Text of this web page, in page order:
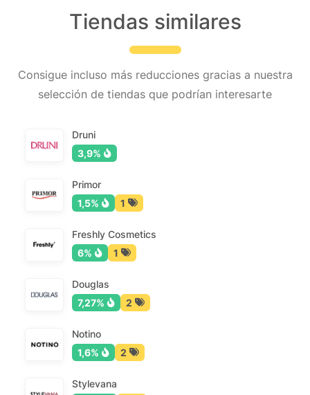
Tiendas similares
Consigue incluso más reducciones gracias a nuestra
selección de tiendas que podrían interesarte
Druni
3,9%
Primor
1,5%
1
Freshly Cosmetics
6%
1
Douglas
7,27%
2
Notino
1,6%
2
Stylevana